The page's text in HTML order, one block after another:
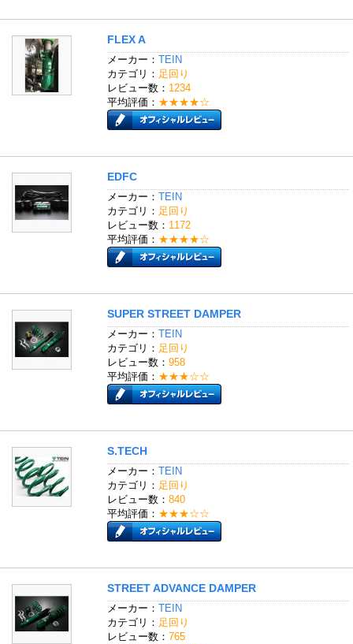
FLEX A
メーカー：
TEIN
カテゴリ： 足回り
レビュー数： 1234
平均評価： ★★★★☆
EDFC
メーカー：
TEIN
カテゴリ： 足回り
レビュー数： 1172
平均評価： ★★★★☆
SUPER STREET DAMPER
メーカー：
TEIN
カテゴリ： 足回り
レビュー数：958
平均評価： ★★★☆☆
S.TECH
メーカー：
TEIN
カテゴリ： 足回り
レビュー数：840
平均評価： ★★★☆☆
STREET ADVANCE DAMPER
メーカー：
TEIN
カテゴリ： 足回り
レビュー数： 765